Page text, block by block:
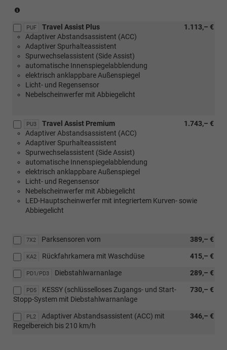
Verbindung
mit
1.0
MPI
59
kW)
PUF 1.113,– €
Travel Assist Plus
Adaptiver Abstandsassistent (ACC)
Adaptiver Spurhalteassistent
Spurwechselassistent (Side Assist)
automatische Innenspiegelabblendung
elektrisch anklappbare Außenspiegel
Licht- und Regensensor
Nebelscheinwerfer mit Abbiegelicht
PU3 1.743,– €
Travel Assist Premium
Adaptiver Abstandsassistent (ACC)
Adaptiver Spurhalteassistent
Spurwechselassistent (Side Assist)
automatische Innenspiegelabblendung
elektrisch anklappbare Außenspiegel
Licht- und Regensensor
Nebelscheinwerfer mit Abbiegelicht
LED-Hauptscheinwerfer mit integriertem Kurven- sowie
Abbiegelicht
7X2 389,– €
Parksensoren vorn
KA2 415,– €
Rückfahrkamera mit Waschdüse
PD1/PD3 289,– €
Diebstahlwarnanlage
PD5 730,– €
KESSY (schlüsselloses Zugangs- und Start-
Stopp-System mit Diebstahlwarnanlage
PL2 346,– €
Adaptiver Abstandsassistent (ACC) mit
Regelbereich bis 210 km/h